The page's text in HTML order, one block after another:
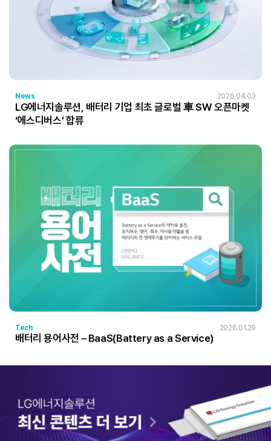
News 2026.04.03
LG에너지솔루션, 배터리 기업 최초 글로벌 車 SW 오픈마켓
‘에스디버스’ 합류
Tech 2026.01.29
배터리 용어사전 – BaaS(Battery as a Service)